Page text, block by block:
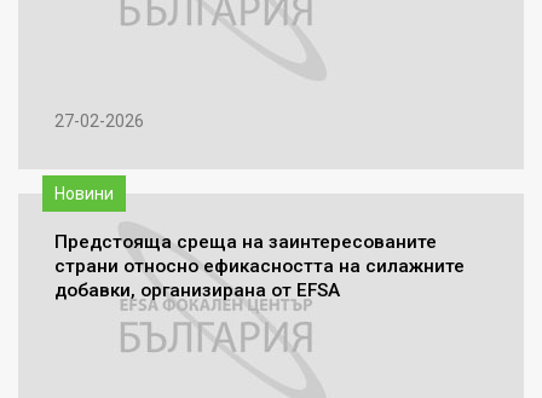
27-02-2026
Новини
Предстояща среща на заинтересованите
страни относно ефикасността на силажните
добавки, организирана от EFSA